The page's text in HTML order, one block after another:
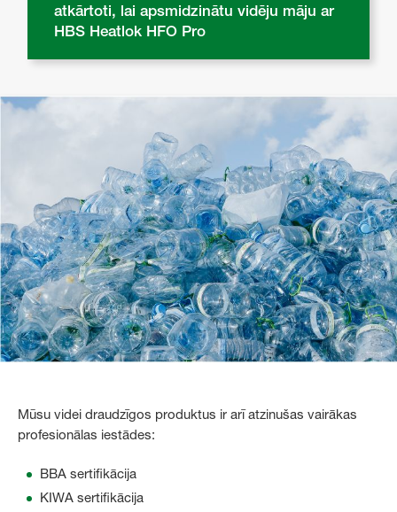
atkārtoti, lai apsmidzinātu vidēju māju ar
HBS Heatlok HFO Pro
Mūsu videi draudzīgos produktus ir arī atzinušas vairākas
profesionālas iestādes:
BBA sertifikācija
KIWA sertifikācija